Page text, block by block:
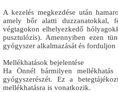
A kezelés megkezdése után
amely bőr alatti duzzanatokkal,
végtagokon elhelyezkedő
pusztulózis). Amennyiben ezen
gyógyszer alkalmazását és
Mellékhatások bejelentése
Ha Önnél bármilyen mellékhatás
gyógyszerészét. Ez a
mellékhatásra is vonatkozik.